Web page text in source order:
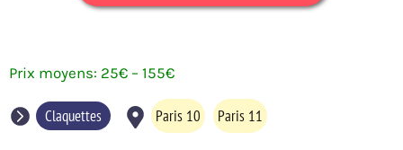
25€ – 155€
Claquettes Paris 10 Paris 11